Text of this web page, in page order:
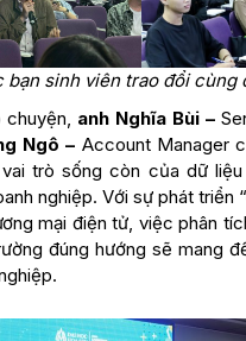
bạn sinh viên trao đổi cùng
anh Nghĩa Bùi –
Ngô – Account Manager
trò sống còn của dữ
nghiệp. Với sự phát triển
mại điện tử, việc phân
đúng hướng sẽ mang